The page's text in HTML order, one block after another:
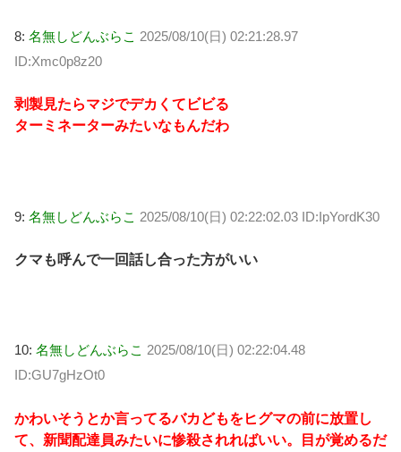
8: 名無しどんぶらこ 2025/08/10(日) 02:21:28.97
ID:Xmc0p8z20
剥製見たらマジでデカくてビビる
ターミネーターみたいなもんだわ
9: 名無しどんぶらこ 2025/08/10(日) 02:22:02.03 ID:IpYordK30
クマも呼んで一回話し合った方がいい
10: 名無しどんぶらこ 2025/08/10(日) 02:22:04.48
ID:GU7gHzOt0
かわいそうとか言ってるバカどもをヒグマの前に放置し
て、新聞配達員みたいに惨殺されればいい。目が覚めるだ